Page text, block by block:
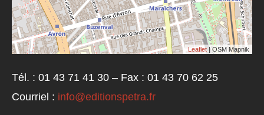
Leaflet | OSM Mapnik
Tél. : 01 43 71 41 30 – Fax : 01 43 70 62 25
Courriel : info@editionspetra.fr